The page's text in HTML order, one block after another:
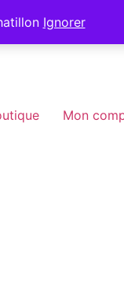
Ignorer
Mon